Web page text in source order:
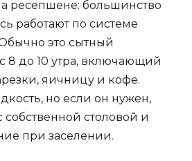
ресепшене: большинство
работают по системе
Обычно это сытный
8 до 10 утра, включающий
яичницу и кофе.
но если он нужен,
столовой и
при заселении.